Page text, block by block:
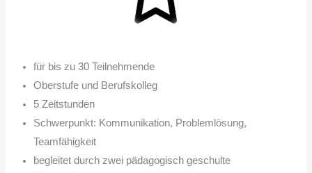
für bis zu 30 Teilnehmende
Oberstufe und Berufskolleg
5 Zeitstunden
Schwerpunkt: Kommunikation, Problemlösung,
Teamfähigkeit
begleitet durch zwei pädagogisch geschulte